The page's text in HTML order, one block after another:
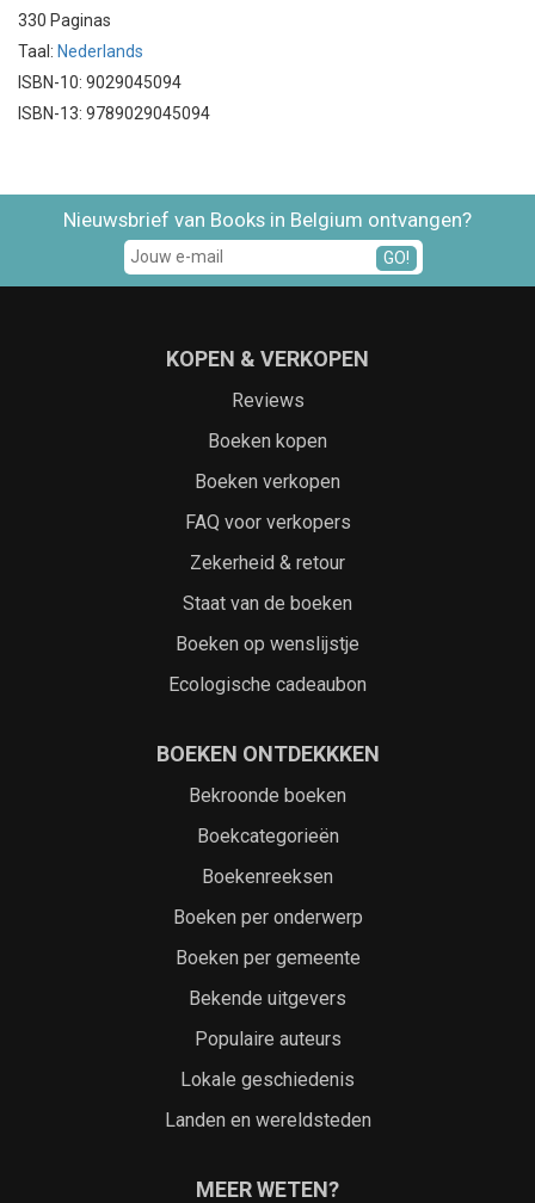
330 Paginas
Taal: Nederlands
ISBN-10: 9029045094
ISBN-13: 9789029045094
Nieuwsbrief van Books in Belgium ontvangen?
GO!
KOPEN & VERKOPEN
Reviews
Boeken kopen
Boeken verkopen
FAQ voor verkopers
Zekerheid & retour
Staat van de boeken
Boeken op wenslijstje
Ecologische cadeaubon
BOEKEN ONTDEKKKEN
Bekroonde boeken
Boekcategorieën
Boekenreeksen
Boeken per onderwerp
Boeken per gemeente
Bekende uitgevers
Populaire auteurs
Lokale geschiedenis
Landen en wereldsteden
MEER WETEN?